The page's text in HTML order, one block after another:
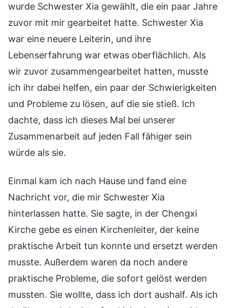
wurde Schwester Xia gewählt, die ein paar Jahre
zuvor mit mir gearbeitet hatte. Schwester Xia
war eine neuere Leiterin, und ihre
Lebenserfahrung war etwas oberflächlich. Als
wir zuvor zusammengearbeitet hatten, musste
ich ihr dabei helfen, ein paar der Schwierigkeiten
und Probleme zu lösen, auf die sie stieß. Ich
dachte, dass ich dieses Mal bei unserer
Zusammenarbeit auf jeden Fall fähiger sein
würde als sie.
Einmal kam ich nach Hause und fand eine
Nachricht vor, die mir Schwester Xia
hinterlassen hatte. Sie sagte, in der Chengxi
Kirche gebe es einen Kirchenleiter, der keine
praktische Arbeit tun konnte und ersetzt werden
musste. Außerdem waren da noch andere
praktische Probleme, die sofort gelöst werden
mussten. Sie wollte, dass ich dort aushalf. Als ich